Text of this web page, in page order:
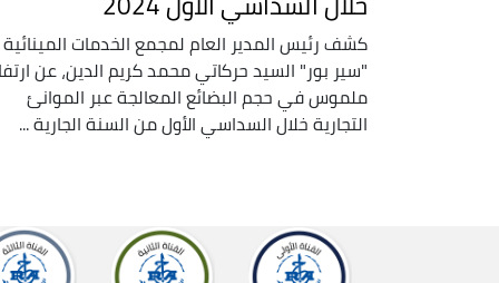
كشف رئيس المدير العام لمجمع الخدمات المينائية
"سير بور" السيد حركاتي محمد كريم الدين، عن
ملموس في حجم البضائع المعالجة عبر الموانئ
التجارية خلال السداسي الأول من السنة الجارية ...